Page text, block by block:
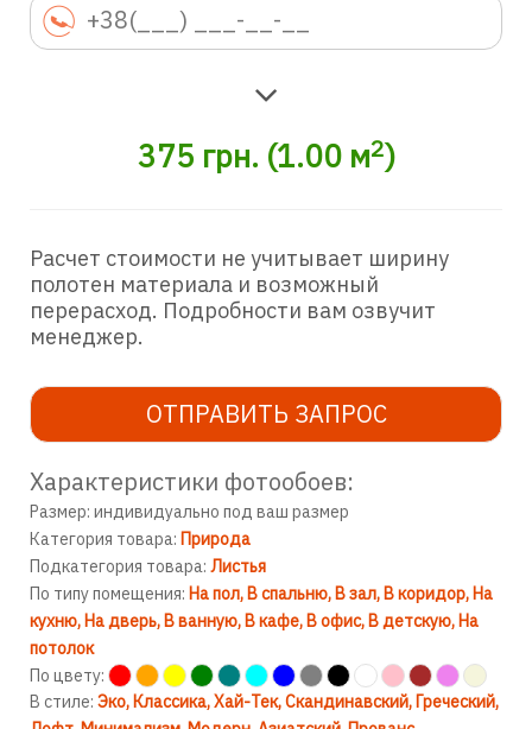
375 грн. (1.00м2)
Расчет стоимости не учитывает ширину
полотен материала и возможный
перерасход. Подробности вам озвучит
менеджер.
ОТПРАВИТЬ ЗАПРОС
Характеристики фотообоев:
Размер: индивидуально под ваш размер
Категория товара: Природа
Подкатегория товара: Листья
По типу помещения: На пол В спальню В зал В коридор На
кухню На дверь В ванную В кафе В офис В детскую На
потолок
По цвету:
В стиле: Эко Классика Хай-Тек Скандинавский Греческий